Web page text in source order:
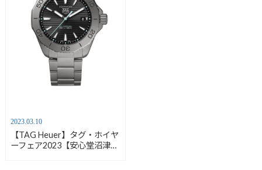
2023.03.10
【TAG Heuer】タグ・ホイヤ
ーフェア2023【安心堂沼津